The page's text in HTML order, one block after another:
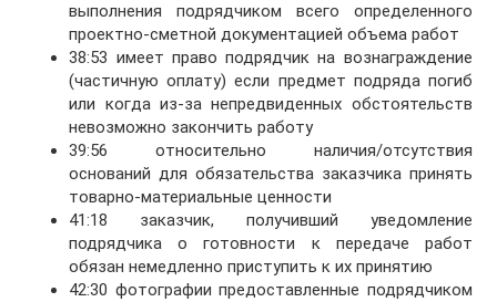
выполнения подрядчиком всего определенного
проектно-сметной документацией объема работ
38:53 имеет право подрядчик на вознаграждение
(частичную оплату) если предмет подряда погиб
или когда из-за непредвиденных обстоятельств
невозможно закончить работу
39:56 относительно наличия/отсутствия
оснований для обязательства заказчика принять
товарно-материальные ценности
41:18 заказчик, получивший уведомление
подрядчика о готовности к передаче работ
обязан немедленно приступить к их принятию
42:30 фотографии предоставленные подрядчиком